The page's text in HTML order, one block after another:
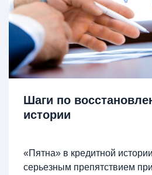
Шаги по
истории
«Пятна» в кредитной
серьезным препятствием